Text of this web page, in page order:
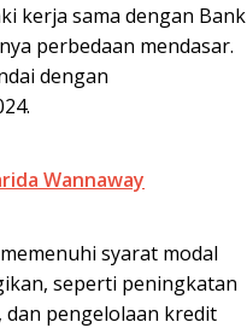
kerja sama dengan Bank
perbedaan mendasar.
dengan
Wannaway
syarat modal
seperti peningkatan
dan pengelolaan kredit